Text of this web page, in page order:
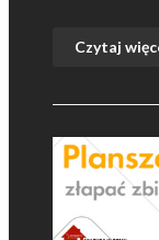
Czytaj